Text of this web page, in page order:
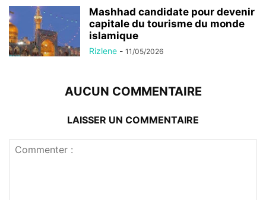
Mashhad candidate pour devenir
capitale du tourisme du monde
islamique
Rizlene - 11/05/2026
AUCUN COMMENTAIRE
LAISSER UN COMMENTAIRE